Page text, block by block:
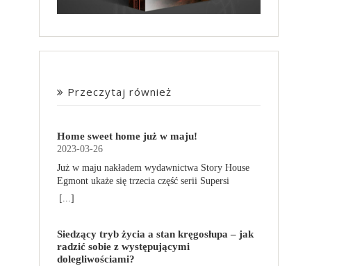
Przeczytaj również
Home sweet home już w maju!
2023-03-26
Już w maju nakładem wydawnictwa Story House
Egmont ukaże się trzecia część serii Supersi
scenarzysty Frederic Maupome. Ten tom nosi tytuł
obdarzone supermocami i wspomagane przez
robota o imieniu Al. Są rozdarte między chęcią
prowadzenia normalnego życia wśród ludzi a
[...]
Siedzący tryb życia a stan kręgosłupa – jak
radzić sobie z występującymi
dolegliwościami?